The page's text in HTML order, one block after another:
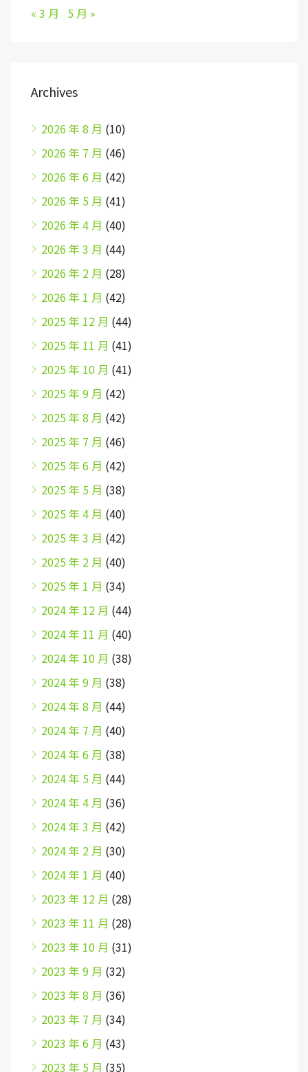
« 3 月 5 月 »
Archives
2026 年 8 月 (10)
2026 年 7 月 (46)
2026 年 6 月 (42)
2026 年 5 月 (41)
2026 年 4 月 (40)
2026 年 3 月 (44)
2026 年 2 月 (28)
2026 年 1 月 (42)
2025 年 12 月 (44)
2025 年 11 月 (41)
2025 年 10 月 (41)
2025 年 9 月 (42)
2025 年 8 月 (42)
2025 年 7 月 (46)
2025 年 6 月 (42)
2025 年 5 月 (38)
2025 年 4 月 (40)
2025 年 3 月 (42)
2025 年 2 月 (40)
2025 年 1 月 (34)
2024 年 12 月 (44)
2024 年 11 月 (40)
2024 年 10 月 (38)
2024 年 9 月 (38)
2024 年 8 月 (44)
2024 年 7 月 (40)
2024 年 6 月 (38)
2024 年 5 月 (44)
2024 年 4 月 (36)
2024 年 3 月 (42)
2024 年 2 月 (30)
2024 年 1 月 (40)
2023 年 12 月 (28)
2023 年 11 月 (28)
2023 年 10 月 (31)
2023 年 9 月 (32)
2023 年 8 月 (36)
2023 年 7 月 (34)
2023 年 6 月 (43)
2023 年 5 月 (35)